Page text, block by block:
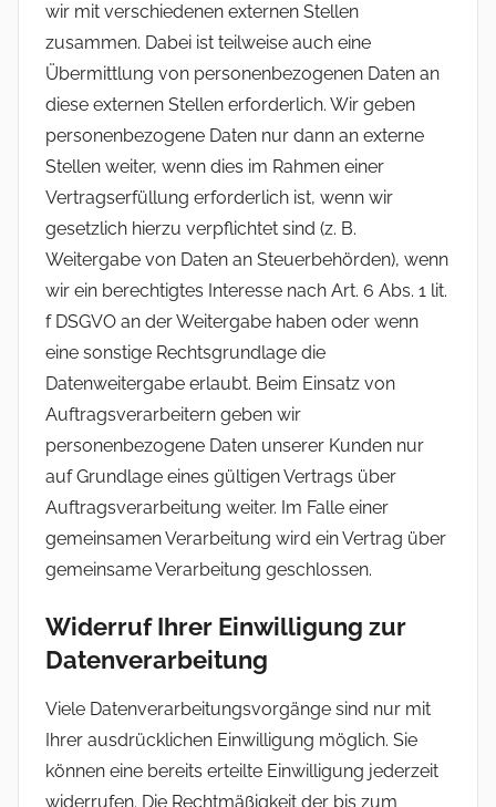
wir mit verschiedenen externen Stellen
zusammen. Dabei ist teilweise auch eine
Übermittlung von personenbezogenen Daten an
diese externen Stellen erforderlich. Wir geben
personenbezogene Daten nur dann an externe
Stellen weiter, wenn dies im Rahmen einer
Vertragserfüllung erforderlich ist, wenn wir
gesetzlich hierzu verpflichtet sind (z. B.
Weitergabe von Daten an Steuerbehörden), wenn
wir ein berechtigtes Interesse nach Art. 6 Abs. 1 lit.
f DSGVO an der Weitergabe haben oder wenn
eine sonstige Rechtsgrundlage die
Datenweitergabe erlaubt. Beim Einsatz von
Auftragsverarbeitern geben wir
personenbezogene Daten unserer Kunden nur
auf Grundlage eines gültigen Vertrags über
Auftragsverarbeitung weiter. Im Falle einer
gemeinsamen Verarbeitung wird ein Vertrag über
gemeinsame Verarbeitung geschlossen.
Widerruf Ihrer Einwilligung zur
Datenverarbeitung
Viele Datenverarbeitungsvorgänge sind nur mit
Ihrer ausdrücklichen Einwilligung möglich. Sie
können eine bereits erteilte Einwilligung jederzeit
widerrufen. Die Rechtmäßigkeit der bis zum